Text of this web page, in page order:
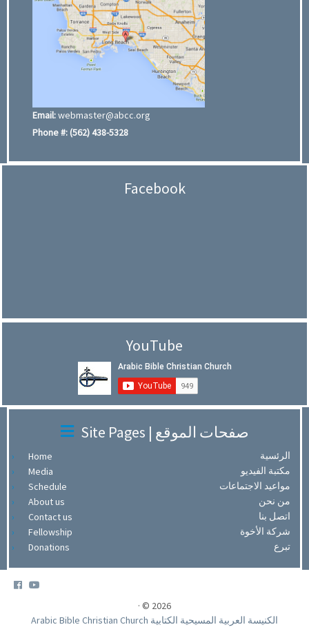
Email:webmaster@abcc.org
Phone #:(562) 438-5328
Facebook
YouTube
Site Pages | صفحات الموقع
Home
الرئسية
Media
مكتبة الفيديو
Schedule
مواعيد الاجتماعات
About us
من نحن
Contact us
اتصل بنا
Fellowship
شركة الأخوة
Donations
تبرع
· © 2026
Arabic Bible Christian Church الكنيسة العربية المسيحية الكتابية